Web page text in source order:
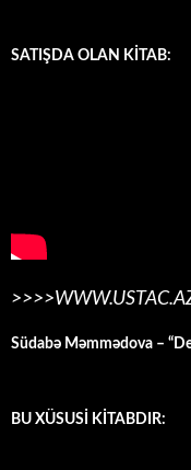
SATIŞDA OLAN KİTAB:
Südabə Məmmədova –
BU XÜSUSİ KİTABDIR: